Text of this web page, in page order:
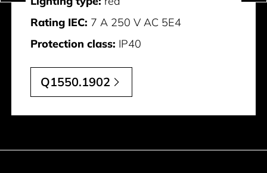
Rating IEC: 7 A 250 V AC 5E4
Protection class: IP40
Q1550.1902